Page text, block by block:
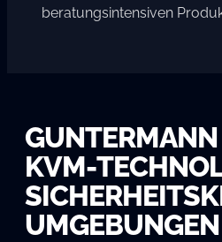
beratungsintensiven
KVM-
UMGEBUNGEN